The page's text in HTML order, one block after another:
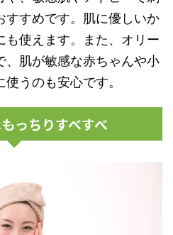
すすめです。肌に優しいか
も使えます。また、オリー
、肌が敏感な赤ちゃんや小
うのも安心です。
っちりすべすべ